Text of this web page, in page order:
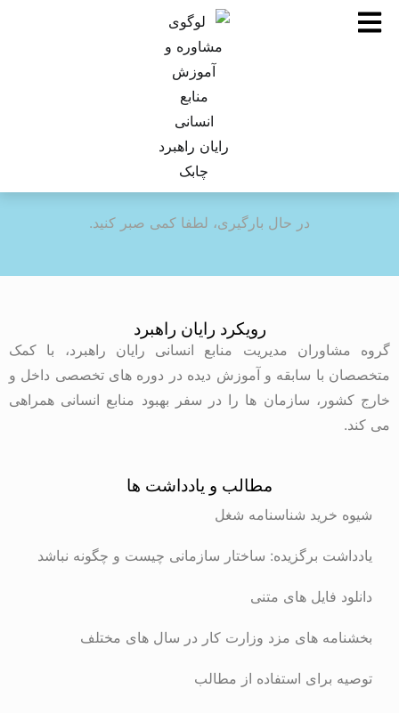
در حال بارگیری، لطفا کمی صبر کنید.
رویکرد رایان راهبرد
گروه مشاوران مدیریت منابع انسانی رایان راهبرد، با کمک
متخصصان با سابقه و آموزش دیده در دوره های تخصصی داخل و
خارج کشور، سازمان ها را در سفر بهبود منابع انسانی همراهی
می کند.
مطالب و یادداشت ها
شیوه خرید شناسنامه شغل
یادداشت برگزیده: ساختار سازمانی چیست و چگونه نباشد
دانلود فایل های متنی
بخشنامه های مزد وزارت کار در سال های مختلف
توصیه برای استفاده از مطالب